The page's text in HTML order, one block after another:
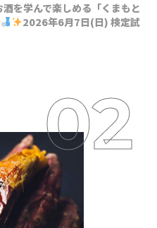
を学んで楽しめる「くまもと
2026年6月7日(日) 検定試